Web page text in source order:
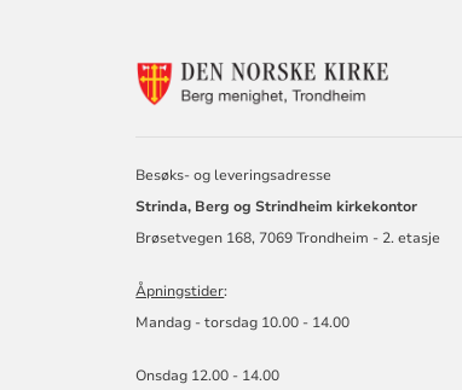
Besøks- og leveringsadresse
Strinda, Berg og Strindheim kirkekontor
Brøsetvegen 168, 7069 Trondheim - 2. etasje
Åpningstider:
Mandag - torsdag 10.00 - 14.00
Onsdag 12.00 - 14.00